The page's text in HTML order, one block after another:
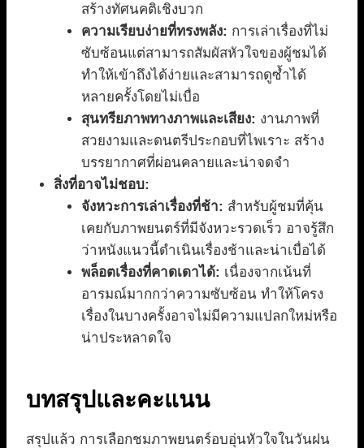
สร้างทัศนคติเชิงบวก
ความเรียบง่ายที่ทรงพลัง: การเล่าเรื่องที่ไม่
ซับซ้อนแต่สามารถสัมผัสหัวใจของผู้ชมได้
ทำให้เข้าถึงได้ง่ายและสามารถดูซ้ำได้
หลายครั้งโดยไม่เบื่อ
สุนทรียภาพทางภาพและเสียง: งานภาพที่
สวยงามและดนตรีประกอบที่ไพเราะ สร้าง
บรรยากาศที่ผ่อนคลายและน่าจดจำ
สิ่งที่อาจไม่ชอบ:
จังหวะการเล่าเรื่องที่ช้า: สำหรับผู้ชมที่คุ้น
เคยกับภาพยนตร์ที่มีจังหวะรวดเร็ว อาจรู้สึก
ว่าหนังแนวนี้ดำเนินเรื่องช้าและน่าเบื่อได้
พล็อตเรื่องที่คาดเดาได้: เนื่องจากเน้นที่
อารมณ์มากกว่าความซับซ้อน ทำให้โครง
เรื่องในบางครั้งอาจไม่มีความแปลกใหม่หรือ
น่าประหลาดใจ
บทสรุปและคะแนน
สรุปแล้ว การเลือกชมภาพยนตร์อบอุ่นหัวใจในวันฝน